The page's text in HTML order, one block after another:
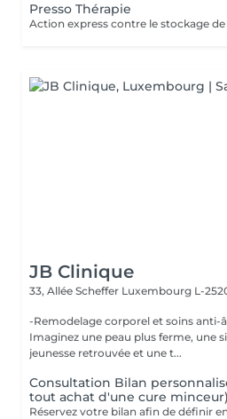
Presso Thérapie
Action express contre le stockage de
JB Clinique
33, Allée Scheffer Luxembourg L-
-Remodelage corporel et soins anti-
Imaginez une peau plus ferme, une
jeunesse retrouvée et une t...
Consultation Bilan
tout achat d'une cure minceur)